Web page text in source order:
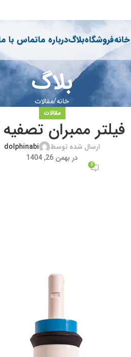
خانهفروشگاهبلاگدرباره ماتماس با
بلاگ
خانه مقالات
مقالات
فیلتر ممبران
ارسال شده توسط
dolphinabi
در بهمن 26, 1404
0